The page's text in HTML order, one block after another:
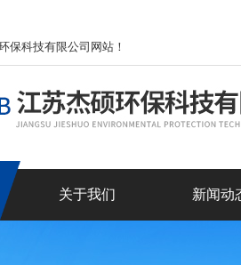
保科技有限公司网站！
关于我们 新闻动